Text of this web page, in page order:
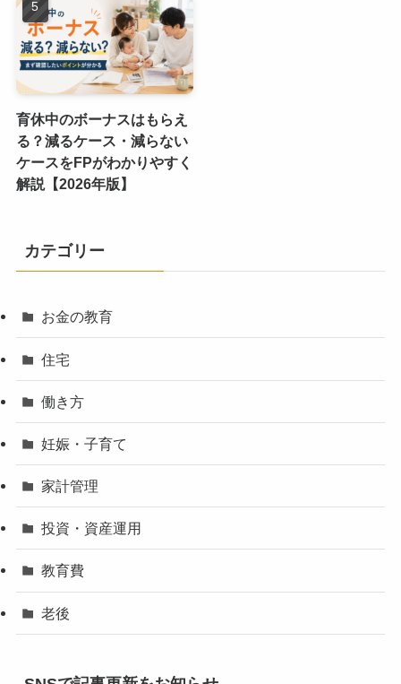
育休中のボーナスはもらえ
る？減るケース・減らない
ケースをFPがわかりやすく
解説【2026年版】
カテゴリー
お金の教育
住宅
働き方
妊娠・子育て
家計管理
投資・資産運用
教育費
老後